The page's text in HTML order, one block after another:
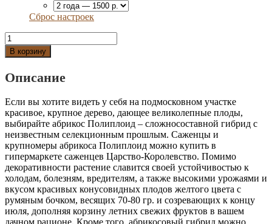
Сброс настроек
Количество
Абрикос
Полиплоид
гибрид)
В корзину
Описание
Если вы хотите видеть у себя на подмосковном участке
красивое, крупное дерево, дающее великолепные плоды,
выбирайте абрикос Полиплоид – сложносоставной гибрид с
неизвестным селекционным прошлым. Саженцы и
крупномеры абрикоса Полиплоид можно купить в
гипермаркете саженцев Царство-Королевство. Помимо
декоративности растение славится своей устойчивостью к
холодам, болезням, вредителям, а также высокими урожаями и
вкусом красивых конусовидных плодов желтого цвета с
румяным бочком, весящих 70-80 гр. и созревающих к концу
июля, дополняя корзину летних свежих фруктов в вашем
дачном рационе. Кроме того, абрикосовый гибрид можно